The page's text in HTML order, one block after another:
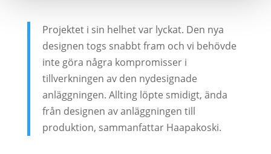
Projektet i sin helhet var lyckat. Den nya
designen togs snabbt fram och vi behövde
inte göra några kompromisser i
tillverkningen av den nydesignade
anläggningen. Allting löpte smidigt, ända
från designen av anläggningen till
produktion, sammanfattar Haapakoski.